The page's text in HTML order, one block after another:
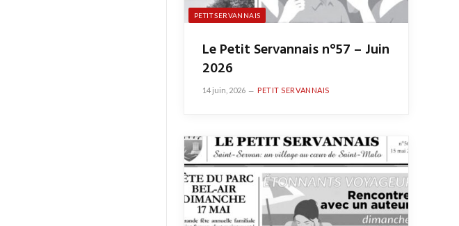
PETIT SERVANNAIS
Le Petit Servannais n°57 – Juin
2026
14 juin, 2026 PETIT SERVANNAIS